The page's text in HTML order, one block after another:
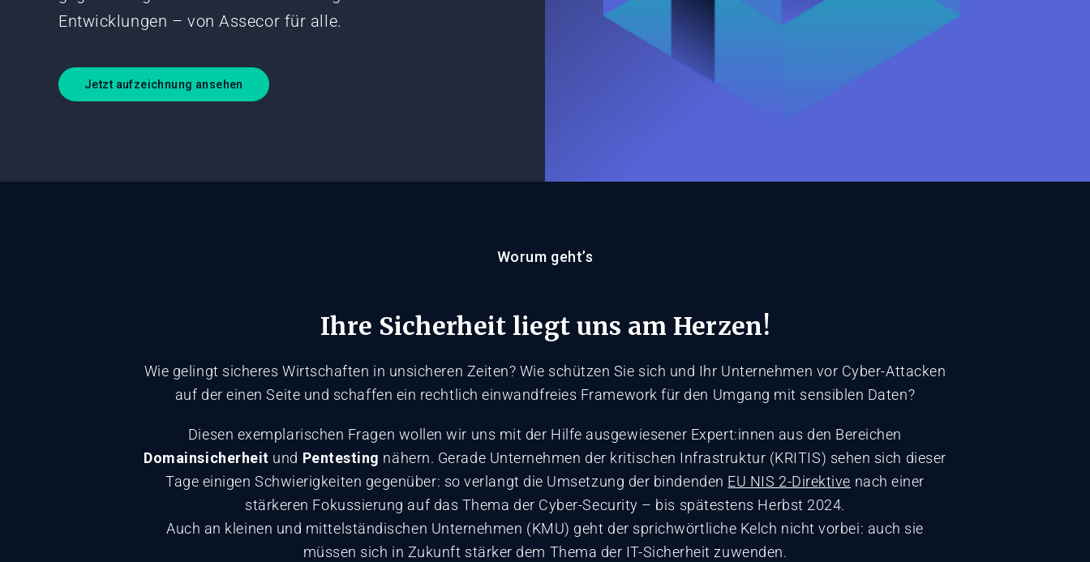
Entwicklungen – von Assecor für alle.
Jetzt aufzeichnung ansehen
Worum geht’s
Ihre Sicherheit liegt uns am Herzen!
Wie gelingt sicheres Wirtschaften in unsicheren Zeiten? Wie schützen Sie sich und Ihr Unternehmen vor Cyber-Attacken
auf der einen Seite und schaffen ein rechtlich einwandfreies Framework für den Umgang mit sensiblen Daten?
Diesen exemplarischen Fragen wollen wir uns mit der Hilfe ausgewiesener Expert:innen aus den Bereichen
Domainsicherheit und Pentesting nähern. Gerade Unternehmen der kritischen Infrastruktur (KRITIS) sehen sich dieser
Tage einigen Schwierigkeiten gegenüber: so verlangt die Umsetzung der bindenden EU NIS 2-Direktive nach einer
stärkeren Fokussierung auf das Thema der Cyber-Security – bis spätestens Herbst 2024.
Auch an kleinen und mittelständischen Unternehmen (KMU) geht der sprichwörtliche Kelch nicht vorbei: auch sie
müssen sich in Zukunft stärker dem Thema der IT-Sicherheit zuwenden.